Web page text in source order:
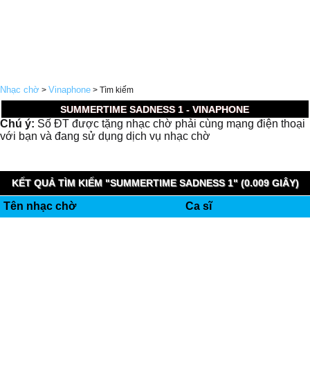
Nhạc chờ > Vinaphone > Tìm kiếm
SUMMERTIME SADNESS 1 - VINAPHONE
Chú ý: Số ĐT được tặng nhạc chờ phải cùng mạng điện thoại
với bạn và đang sử dụng dịch vụ nhạc chờ
KẾT QUẢ TÌM KIẾM "SUMMERTIME SADNESS 1" (0.009 GIÂY)
Tên nhạc chờ Ca sĩ